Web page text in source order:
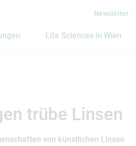
Newsletter
Life Sciences in Wien
trübe Linsen
von künstlichen Linsen